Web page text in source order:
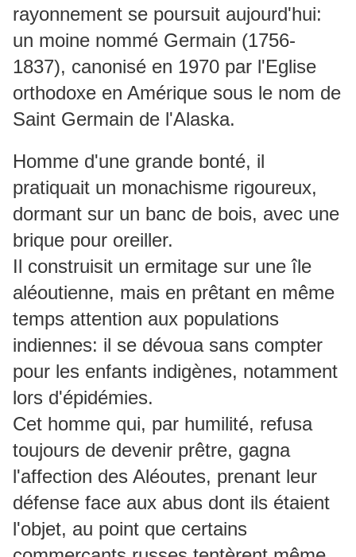
rayonnement se poursuit aujourd'hui:
un moine nommé Germain (1756-
1837), canonisé en 1970 par l'Eglise
orthodoxe en Amérique sous le nom de
Saint Germain de l'Alaska.
Homme d'une grande bonté, il
pratiquait un monachisme rigoureux,
dormant sur un banc de bois, avec une
brique pour oreiller.
Il construisit un ermitage sur une île
aléoutienne, mais en prêtant en même
temps attention aux populations
indiennes: il se dévoua sans compter
pour les enfants indigènes, notamment
lors d'épidémies.
Cet homme qui, par humilité, refusa
toujours de devenir prêtre, gagna
l'affection des Aléoutes, prenant leur
défense face aux abus dont ils étaient
l'objet, au point que certains